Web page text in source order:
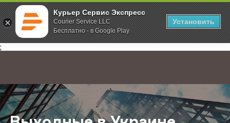
Курьер Сервис Экспресс
Courier Service LLC
Бесплатно - в Google Play
Установить
;
Главная О компании Новости Выходные в Украине